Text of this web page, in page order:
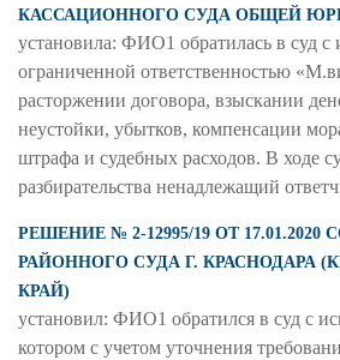
КАССАЦИОННОГО СУДА ОБЩЕЙ
установила: ФИО1 обратилась в суд с
ограниченной ответственностью
расторжении договора, взыскании
неустойки, убытков, компенсации
штрафа и судебных расходов. В ходе
разбирательства ненадлежащий
РЕШЕНИЕ № 2-12995/19 ОТ 17.01.2020
РАЙОННОГО СУДА Г. КРАСНОДАРА
КРАЙ)
установил: ФИО1 обратился в суд с
котором с учетом уточнения